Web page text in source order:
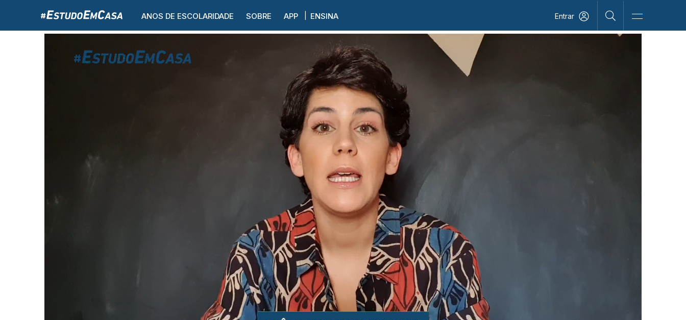
ANOS DE ESCOLARIDADE SOBRE APP ENSINA Entrar